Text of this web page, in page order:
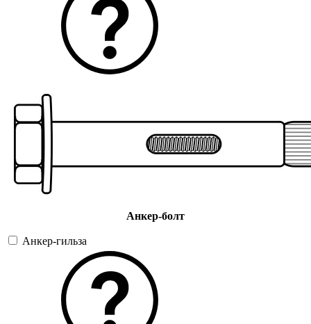
Анкер-болт
Анкер-гильза